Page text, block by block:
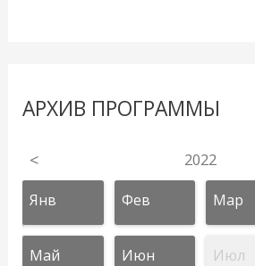
АРХИВ ПРОГРАММЫ
< 2022
Янв Фев Мар
Май Июн Июл